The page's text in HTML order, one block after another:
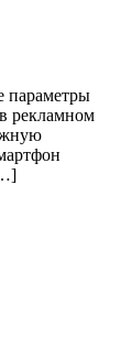
параметры
рекламном